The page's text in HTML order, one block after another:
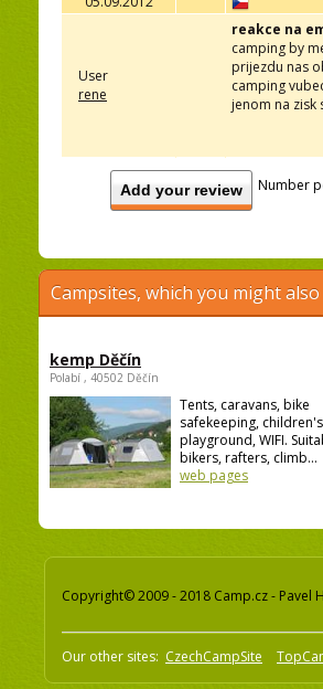
User
rene
reakce na
camping by
prijezdu nas
camping
jenom na zisk
Add your review Number
Campsites, which you might
kemp Děčín
Polabí , 40502 Děčín
Tents, caravans, bike
safekeeping, children's
playground, WIFI.
bikers, rafters, climb...
web pages
Copyright© 2009 - 2018 Camp.cz - Pavel
Our other sites: CzechCampSite